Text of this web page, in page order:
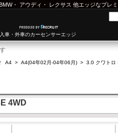
BMW・ アウディ ・ レクサス 他エッジなプレ
車・外車のカーセンサーエッジ
A4 > A4(04年02月-04年06月) > 3.0 クワトロ
4WD